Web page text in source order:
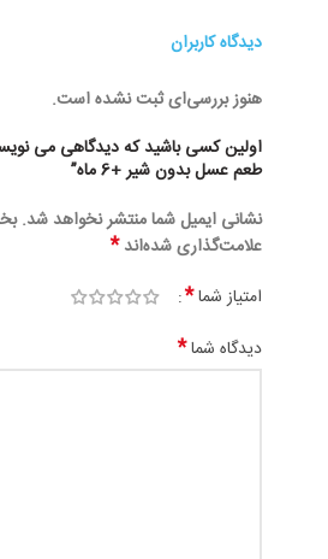
دیدگاه کاربران
هنوز بررسی‌ای ثبت نشده است.
اولین کسی باشید که دیدگاهی می
طعم عسل بدون شیر +6 ماه”
نشانی ایمیل شما منتشر نخواهد شد.
علامت‌گذاری شده‌اند*
امتیاز شما*
دیدگاه شما*